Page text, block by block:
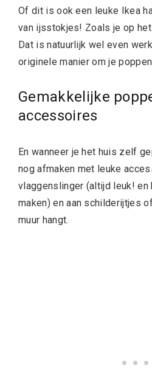
Of dit is ook een leuke Ikea
van ijsstokjes! Zoals je op
Dat is natuurlijk wel even
originele manier om je
Gemakkelijke
accessoires
En wanneer je het huis zelf
nog afmaken met leuke
vlaggenslinger (altijd leuk! en
maken) en aan schilderijtjes
muur hangt.